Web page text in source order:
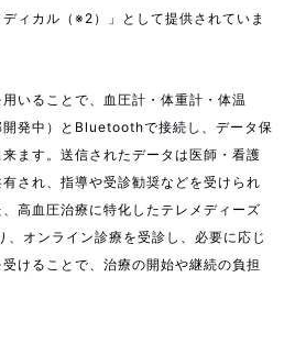
ィカル（※2）」として提供されていま
いることで、血圧計・体重計・体温
開発中）とBluetoothで接続し、データ保
ます。送信されたデータは医師・看護
され、指導や受診勧奨などを受けられ
高血圧治療に特化したテレメディーズ
、オンライン診療を受診し、必要に応じ
けることで、治療の開始や継続の負担